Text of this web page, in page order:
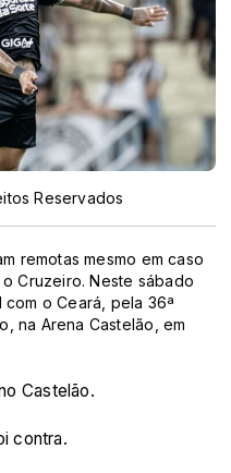
Reservados
remotas mesmo em caso
Cruzeiro. Neste sábado
com o Ceará, pela 36ª
na Arena Castelão, em
Castelão.
contra.